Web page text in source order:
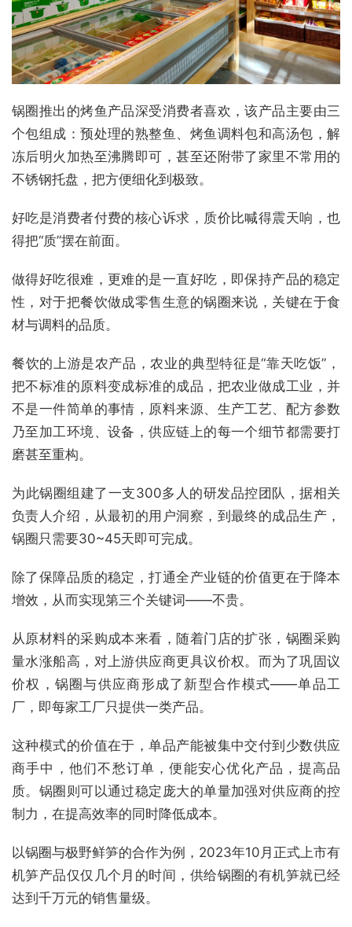
锅圈推出的烤鱼产品深受消费者喜欢，该产品主要由三
个包组成：预处理的熟整鱼、烤鱼调料包和高汤包，解
冻后明火加热至沸腾即可，甚至还附带了家里不常用的
不锈钢托盘，把方便细化到极致。
好吃是消费者付费的核心诉求，质价比喊得震天响，也
得把“质”摆在前面。
做得好吃很难，更难的是一直好吃，即保持产品的稳定
性，对于把餐饮做成零售生意的锅圈来说，关键在于食
材与调料的品质。
餐饮的上游是农产品，农业的典型特征是“靠天吃饭”，
把不标准的原料变成标准的成品，把农业做成工业，并
不是一件简单的事情，原料来源、生产工艺、配方参数
乃至加工环境、设备，供应链上的每一个细节都需要打
磨甚至重构。
为此锅圈组建了一支300多人的研发品控团队，据相关
负责人介绍，从最初的用户洞察，到最终的成品生产，
锅圈只需要30~45天即可完成。
除了保障品质的稳定，打通全产业链的价值更在于降本
增效，从而实现第三个关键词——不贵。
从原材料的采购成本来看，随着门店的扩张，锅圈采购
量水涨船高，对上游供应商更具议价权。而为了巩固议
价权，锅圈与供应商形成了新型合作模式——单品工
厂，即每家工厂只提供一类产品。
这种模式的价值在于，单品产能被集中交付到少数供应
商手中，他们不愁订单，便能安心优化产品，提高品
质。锅圈则可以通过稳定庞大的单量加强对供应商的控
制力，在提高效率的同时降低成本。
以锅圈与极野鲜笋的合作为例，2023年10月正式上市有
机笋产品仅仅几个月的时间，供给锅圈的有机笋就已经
达到千万元的销售量级。